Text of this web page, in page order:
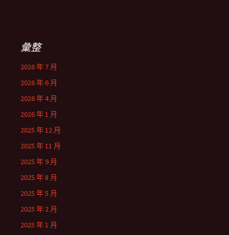
彙整
2026 年 7 月
2026 年 6 月
2026 年 4 月
2026 年 1 月
2025 年 12 月
2025 年 11 月
2025 年 9 月
2025 年 8 月
2025 年 5 月
2025 年 2 月
2025 年 1 月